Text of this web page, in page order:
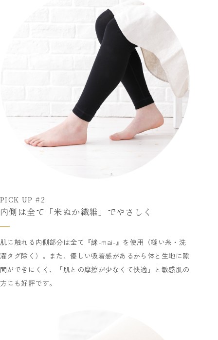
PICK UP #2
内側は全て「米ぬか繊維」でやさしく
肌に触れる内側部分は全て『䋛-mai-』を使用（縫い糸・洗
濯タグ除く）。また、優しい吸着感があるから体と生地に隙
間ができにくく、「肌との摩擦が少なくて快適」と敏感肌の
方にも好評です。